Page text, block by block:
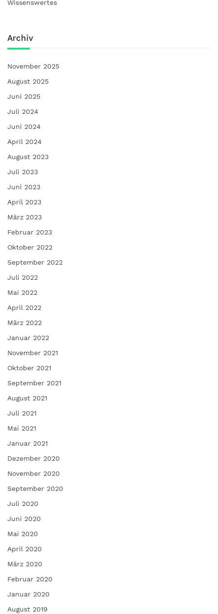
Wissenswertes
Archiv
November 2025
August 2025
Juni 2025
Juli 2024
Juni 2024
April 2024
August 2023
Juli 2023
Juni 2023
April 2023
März 2023
Februar 2023
Oktober 2022
September 2022
Juli 2022
Mai 2022
April 2022
März 2022
Januar 2022
November 2021
Oktober 2021
September 2021
August 2021
Juli 2021
Mai 2021
Januar 2021
Dezember 2020
November 2020
September 2020
Juli 2020
Juni 2020
Mai 2020
April 2020
März 2020
Februar 2020
Januar 2020
August 2019